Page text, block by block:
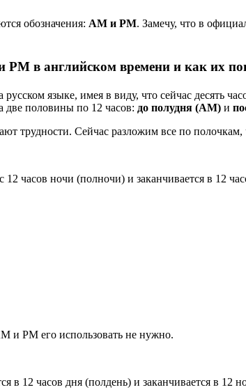
обозначения: AM и PM. Замечу, что в
PM в английском времени и как их
языке, имея в виду, что сейчас десять
две половины по 12 часов: до полудня (AM) и
трудности. Сейчас разложим все по
часов ночи (полночи) и заканчивается в 12
и PM его использовать не нужно.
в 12 часов дня (полдень) и заканчивается в 12